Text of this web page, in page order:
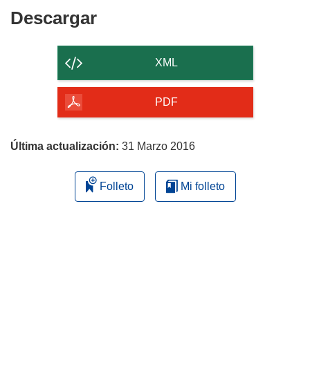
DescargarDescargar
contenido
de
página
XML
PDF
Última actualización: 31 Marzo 2016
Folleto Mi folleto